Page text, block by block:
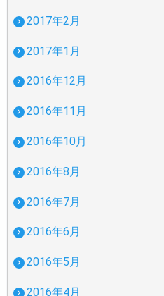
2017年2月
2017年1月
2016年12月
2016年11月
2016年10月
2016年8月
2016年7月
2016年6月
2016年5月
2016年4月